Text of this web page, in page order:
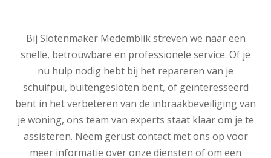
Bij Slotenmaker Medemblik streven we naar een
snelle, betrouwbare en professionele service. Of je
nu hulp nodig hebt bij het repareren van je
schuifpui, buitengesloten bent, of geïnteresseerd
bent in het verbeteren van de inbraakbeveiliging van
je woning, ons team van experts staat klaar om je te
assisteren. Neem gerust contact met ons op voor
meer informatie over onze diensten of om een